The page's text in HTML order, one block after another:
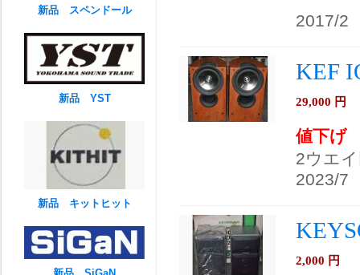
2017/2
KEF
29,000 円
値下げ
2ウエ
2023/7
2,000 円
新品 スペンドール
新品 YST
新品 キットヒット